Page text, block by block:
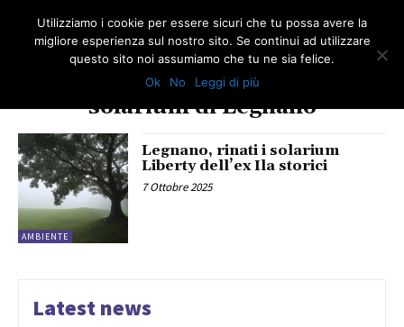
solarium di Legnano
AMBIENTE
Legnano, rinati i solarium
Liberty dell’ex Ila storici
7 Ottobre 2025
Latest news
Utilizziamo i cookie per essere sicuri che tu possa avere la
migliore esperienza sul nostro sito. Se continui ad utilizzare
questo sito noi assumiamo che tu ne sia felice.
Ok
No Leggi di più